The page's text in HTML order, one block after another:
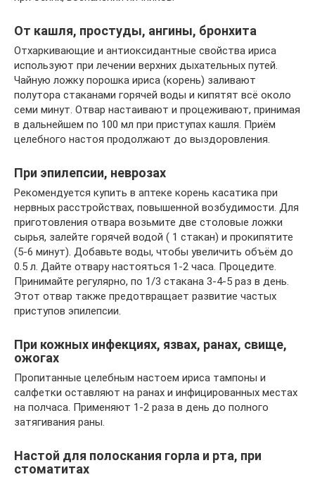
От кашля, простуды, ангины, бронхита
Отхаркивающие и антиоксидантные свойства ириса
используют при лечении верхних дыхательных путей.
Чайную ложку порошка ириса (корень) заливают
полутора стаканами горячей воды и кипятят всё около
семи минут. Отвар настаивают и процеживают, принимая
в дальнейшем по 100 мл при приступах кашля. Приём
целебного настоя продолжают до выздоровления.
При эпилепсии, неврозах
Рекомендуется купить в аптеке корень касатика при
нервных расстройствах, повышенной возбудимости. Для
приготовления отвара возьмите две столовые ложки
сырья, залейте горячей водой ( 1 стакан) и прокипятите
(5-6 минут). Добавьте воды, чтобы увеличить объём до
0.5 л. Дайте отвару настояться 1-2 часа. Процедите.
Принимайте регулярно, по 1/3 стакана 3-4-5 раз в день.
Этот отвар также предотвращает развитие частых
приступов эпилепсии.
При кожных инфекциях, язвах, ранах, свище,
ожогах
Пропитанные целебным настоем ириса тампоны и
салфетки оставляют на ранах и инфицированных местах
на полчаса. Применяют 1-2 раза в день до полного
затягивания раны.
Настой для полоскания горла и рта, при
стоматитах